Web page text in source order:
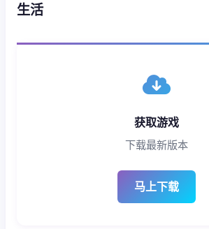
生活
获取游戏
下载最新版本
马上下载